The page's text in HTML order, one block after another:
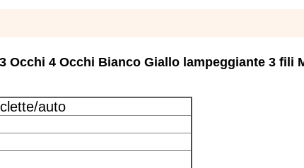
Occhi 4 Occhi Bianco Giallo lampeggiante 3 fili
auto